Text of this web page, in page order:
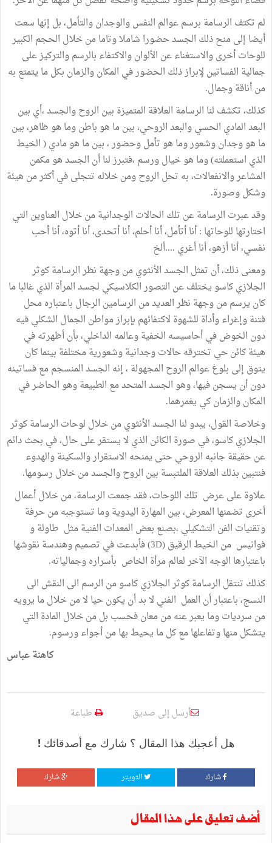
لم تكتف الرسامة برسم عوالم النفس والوجدان والتأمل، بل إنها سعت
أيضا إلى منح ذلك الجسد حضورا شاملا وتاما من خلال الحجم الكبير
للوحات أخرى والاستغناء عن الألوان والاكتفاء بالرسم والتركيز على
جمالية الفساتين لإبراز ذلك الحضور في المكان والزمان بكل ما يتمتع به
من أناقة وجمال.
كذلك، تكشف لنا الرسامة العلاقة المتميزة بين الروح والجسد ،أي بين
البعد المادي الحسي والبعد الروحي، بين ما هو باطن وما هو ظاهر، بين
ما هو وجدان وشعور وما هو تأمل وحضور ، بين ما هو مادي ( الخيط
الذي استعملته) وما هو خيال ورسم ،فتبرز لنا أن الجسد هو مكمن
المشاعر والانفعالات، به تحل الروح ومن خلاله تتجلى في أكثر من هيئة
وشكل وصورة.
وقد عبرت الرسامة عن تلك الحالات الوجدانية من خلال العناوين التي
اختارتها للوحاتها : أنا أتأمل، أنا أحلم، أنا أتحدى، أنا أتوه، أنا أحب
نفسي، أنا أزهو، أنا أغري ....ألخ
ومعنى ذلك، أن تمثل الجسد الأنثوي من وجهة نظر الرسامة كوثر
الجلازي كاسو يختلف عن التصور الكلاسيكي لجسد المرأة الذي غالبا ما
كان يرسم من وجهة نظر العديد من الرسامين الرجال باعتباره محل
فتنة وإغراء وأداة للشهوة لاكتفائهم بإبراز مواطن الجمال الشكلي فيه
دون الخوض في أحاسيسه الخفية وعالمه الداخلي، بأن أظهرته في
هيئة كائن حي تخترقه حالات وجدانية وشعورية مختلفة بينما كان
يتوق إلى بلوغ عوالم الروح المجهولة ، إنه الجسد المنسجم مع فساتينه
دون أن يسجن فيها، وهو الجسد المتحد مع الطبيعة وهو الحاضر في
المكان والزمان كي يغمرهما.
وخلاصة القول، يبدو لنا الجسد الأنثوي من خلال لوحات الرسامة كوثر
الجلازي كاسو، في صورة الكائن الذي لا يستقر على حال، في بحث دائم
عن حقيقة جانبه الروحي حتى يمنحه الاستقرار والسكينة والهدوء
فنتبين بذلك العلاقة الملتبسة بين الروح والجسد من خلال رسومها.
علاوة على عرض تلك اللوحات، فقد جمعت الرسامة، من خلال أعمال
أخرى تضمنها المعرض، بين المهارة اليدوية وما تستوجبه من حرفة
وتقنيات الفن التشكيلي ،بصنع بعض المعدات الفنية مثل طاولة و
فوانيس من الخيط الرقيق (3D) فأبدعت في تصميم وهندسة نقوشها
باعتبارها الوجه الآخر لعالم مرأة الخاص بأسراره وجمالياته.
كذلك تنتقل الرسامة كوثر الجلازي كاسو من الرسم الى النقش الى
النسج، باعتبار أن العمل الفني لا بد أن يكون حيا لا من خلال ما يرويه
من سرديات وما يعبر عنه من معان فحسب بل من خلال المادة التي
يتشكل منها وتفاعلها مع كل ما يحيط بها من أجواء ورسوم.
كاهنة عباس
أرسل إلى صديق طباعة
هل أعجبك هذا المقال ؟ شارك مع أصدقائك !
شارك التويتر شارك
أضف تعليق على هذا المقال